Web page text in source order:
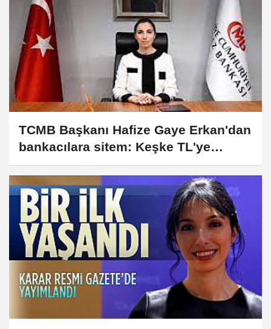
TCMB Başkanı Hafize Gaye Erkan'dan
bankacılara sitem: Keşke TL'ye
yönelerek yapsaydınız...!